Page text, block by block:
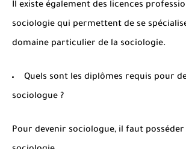
Il existe également des licences
sociologie qui permettent de se
domaine particulier de la sociologie.
Quels sont les diplômes requis pour
sociologue ?
Pour devenir sociologue, il faut